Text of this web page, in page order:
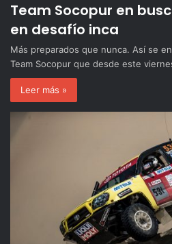
Team Socopur en
en desafío inca
Más preparados que nunca. Así se
Team Socopur que desde este
Leer más »